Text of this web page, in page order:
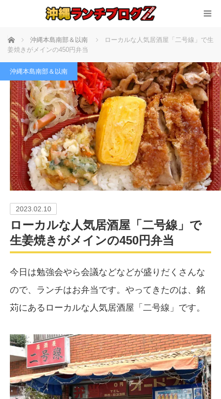
ホーム 沖縄本島南部＆以南
ローカルな人気居酒屋「二号線」で生
姜焼きがメインの450円弁当
沖縄本島南部＆以南
2023.02.10
ローカルな人気居酒屋「二号線」で
生姜焼きがメインの450円弁当
今日は勉強会やら会議などなどが盛りだくさんな
ので、ランチはお弁当です。やってきたのは、銘
苅にあるローカルな人気居酒屋「二号線」です。